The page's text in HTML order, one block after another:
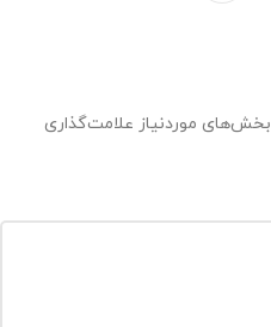
بخش‌های موردنیاز علامت‌گذاری